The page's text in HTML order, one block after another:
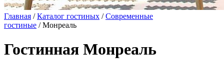
Главная /Каталог гостиных /Современные
гостиные / Монреаль
Гостинная Монреаль